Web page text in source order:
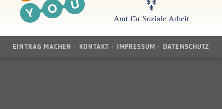
EINTRAG MACHEN KONTAKT IMPRESSUM DATENSCHUTZ